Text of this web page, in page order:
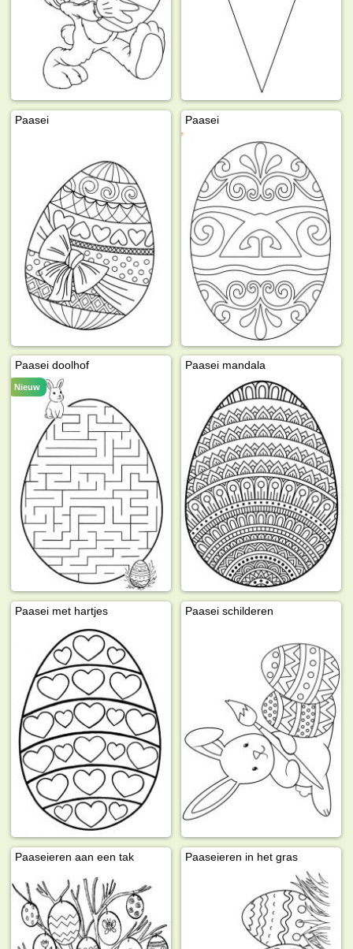
Paasei Paasei
Paasei doolhof
Nieuw
Paasei mandala
Paasei met hartjes Paasei schilderen
Paaseieren aan een tak Paaseieren in het gras